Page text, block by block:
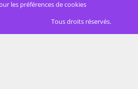
les préférences de cookies
Tous droits réservés.